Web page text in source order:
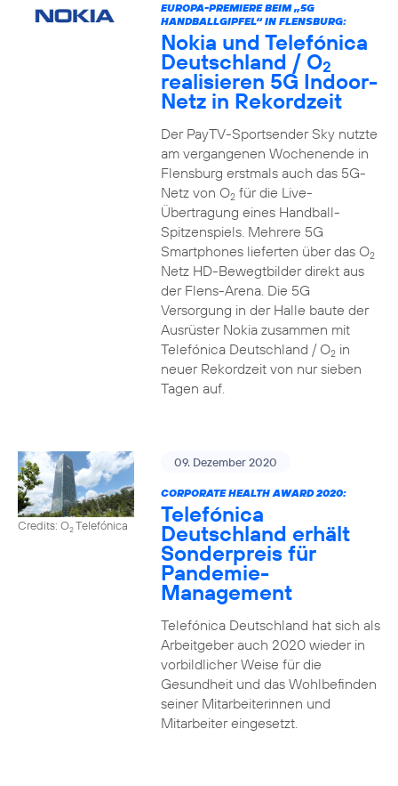
EUROPA-PREMIERE BEIM „5G
HANDBALLGIPFEL“ IN FLENSBURG:
Nokia und Telefónica
Deutschland / O2
realisieren 5G Indoor-
Netz in Rekordzeit
Der PayTV-Sportsender Sky nutzte
am vergangenen Wochenende in
Flensburg erstmals auch das 5G-
Netz von O2für die Live-
Übertragung eines Handball-
Spitzenspiels. Mehrere 5G
Smartphones lieferten über das O2
Netz HD-Bewegtbilder direkt aus
der Flens-Arena. Die 5G
Versorgung in der Halle baute der
Ausrüster Nokia zusammen mit
Telefónica Deutschland / O2in
neuer Rekordzeit von nur sieben
Tagen auf.
Credits: O2Telefónica
09. Dezember 2020
CORPORATE HEALTH AWARD 2020:
Telefónica
Deutschland erhält
Sonderpreis für
Pandemie-
Management
Telefónica Deutschland hat sich als
Arbeitgeber auch 2020 wieder in
vorbildlicher Weise für die
Gesundheit und das Wohlbefinden
seiner Mitarbeiterinnen und
Mitarbeiter eingesetzt.